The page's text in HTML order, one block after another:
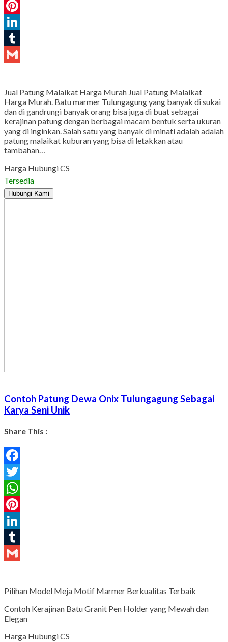
WhatsApp
Pinterest
LinkedIn
Tumblr
Jual Patung Malaikat Harga Murah Jual Patung Malaikat
Harga Murah. Batu marmer Tulungagung yang banyak di sukai
dan di gandrungi banyak orang bisa juga di buat sebagai
kerajinan patung dengan berbagai macam bentuk serta ukuran
yang di inginkan. Salah satu yang banyak di minati adalah adalah
patung malaikat kuburan yang bisa di letakkan atau
tambahan…
Harga Hubungi CS
Tersedia
Hubungi Kami
Contoh Patung Dewa Onix Tulungagung Sebagai
Karya Seni Unik
Share This :
Facebook
Twitter
WhatsApp
Pinterest
LinkedIn
Tumblr
Pilihan Model Meja Motif Marmer Berkualitas Terbaik
Contoh Kerajinan Batu Granit Pen Holder yang Mewah dan
Elegan
Harga Hubungi CS